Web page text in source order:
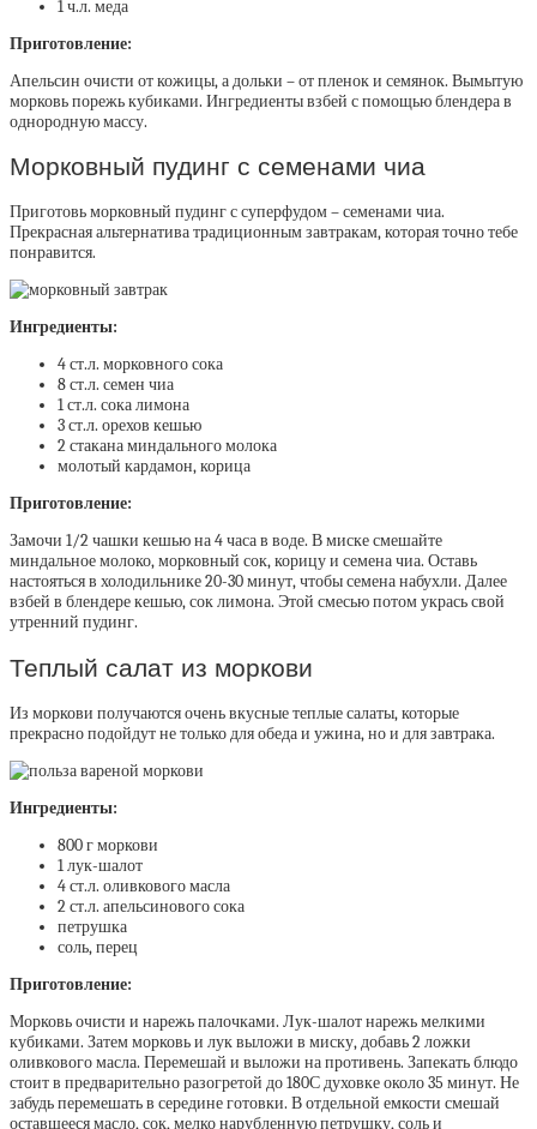
1 ч.л. меда
Приготовление:
Апельсин очисти от кожицы, а дольки – от пленок и семянок. Вымытую
морковь порежь кубиками. Ингредиенты взбей с помощью блендера в
однородную массу.
Морковный пудинг с семенами чиа
Приготовь морковный пудинг с суперфудом – семенами чиа.
Прекрасная альтернатива традиционным завтракам, которая точно тебе
понравится.
Ингредиенты:
4 ст.л. морковного сока
8 ст.л. семен чиа
1 ст.л. сока лимона
3 ст.л. орехов кешью
2 стакана миндального молока
молотый кардамон, корица
Приготовление:
Замочи 1/2 чашки кешью на 4 часа в воде. В миске смешайте
миндальное молоко, морковный сок, корицу и семена чиа. Оставь
настояться в холодильнике 20-30 минут, чтобы семена набухли. Далее
взбей в блендере кешью, сок лимона. Этой смесью потом укрась свой
утренний пудинг.
Теплый салат из моркови
Из моркови получаются очень вкусные теплые салаты, которые
прекрасно подойдут не только для обеда и ужина, но и для завтрака.
Ингредиенты:
800 г моркови
1 лук-шалот
4 ст.л. оливкового масла
2 ст.л. апельсинового сока
петрушка
соль, перец
Приготовление:
Морковь очисти и нарежь палочками. Лук-шалот нарежь мелкими
кубиками. Затем морковь и лук выложи в миску, добавь 2 ложки
оливкового масла. Перемешай и выложи на противень. Запекать блюдо
стоит в предварительно разогретой до 180С духовке около 35 минут. Не
забудь перемешать в середине готовки. В отдельной емкости смешай
оставшееся масло, сок, мелко нарубленную петрушку, соль и